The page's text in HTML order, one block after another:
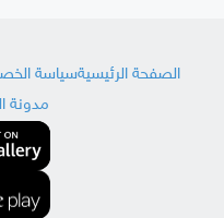
الصفحة الرئيسيةسياسة
مدونة